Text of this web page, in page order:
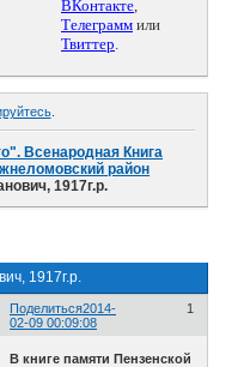
ВКонтакте,
Телеграмм или
Твиттер.
.
Всенародная Книга
район
1917г.р.
1917г.р.
Поделиться 1
2014-
02-09 00:09:08
В книге памяти Пензенской